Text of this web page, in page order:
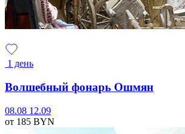
1 день
Волшебный фонарь Ошмян
08.08 12.09
от 185 BYN